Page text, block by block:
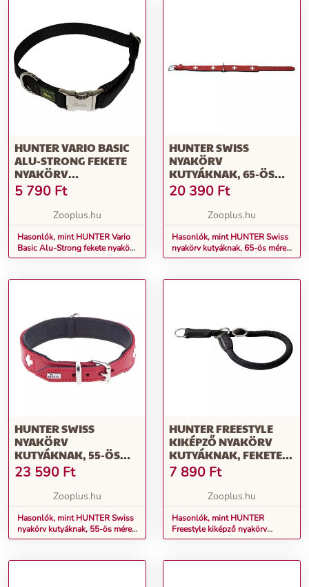
HUNTER VARIO BASIC
ALU-STRONG FEKETE
NYAKÖRV
KUTYÁKNAK, L: 45-65
CM NYAKKERÜLET
5 790 Ft
Zooplus.hu
Hasonlók, mint HUNTER Vario
Basic Alu-Strong fekete nyakörv
kutyáknak, L: 45-65 cm
HUNTER SWISS
NYAKÖRV
KUTYÁKNAK, 65-ÖS
MÉRET: 51 - 58.5 CM
NYAKKERÜLET
20 390 Ft
Zooplus.hu
Hasonlók, mint HUNTER Swiss
nyakörv kutyáknak, 65-ös méret:
51 - 58.5 cm nyakkerület
HUNTER SWISS
NYAKÖRV
KUTYÁKNAK, 55-ÖS
MÉRET: 41 - 49 CM
NYAKKERÜLET
23 590 Ft
Zooplus.hu
Hasonlók, mint HUNTER Swiss
nyakörv kutyáknak, 55-ös méret:
41 - 49 cm nyakkerület
HUNTER FREESTYLE
KIKÉPZŐ NYAKÖRV
KUTYÁKNAK, FEKETE,
45-ÖS MÉRET
7 890 Ft
Zooplus.hu
Hasonlók, mint HUNTER
Freestyle kiképző nyakörv
kutyáknak, fekete, 45-ös méret